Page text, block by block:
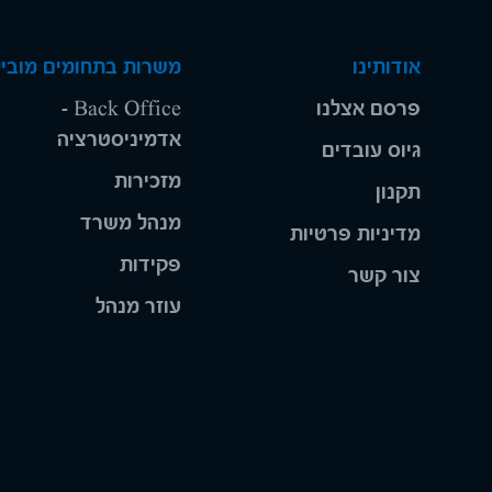
אודותינו
פרסם אצלנו
גיוס עובדים
תקנון
מדיניות פרטיות
צור קשר
משרות בתחומים
Back Office -
אדמיניסטרציה
מזכירות
מנהל משרד
פקידות
עוזר מנהל